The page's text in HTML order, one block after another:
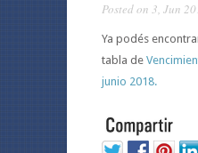
Posted on 3, Jun
Ya podés
tabla de
junio 2018.